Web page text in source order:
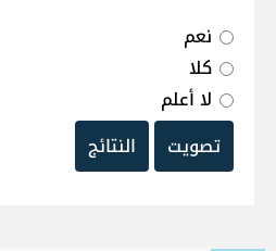
نعم
كلا
لا أعلم
تصويت
النتائج